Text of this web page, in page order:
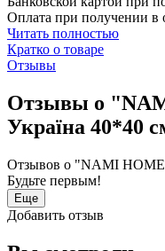
Оплата при получении в
Читать полностью
Кратко о товаре
Отзывы
Отзывы о
Україна 40*40
Отзывов о "NAMI HOME
Будьте первым!
Еще
Добавить отзыв